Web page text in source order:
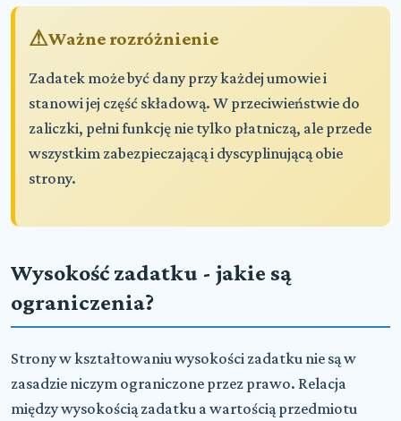
Ważne rozróżnienie
Zadatek może być dany przy każdej umowie i
stanowi jej część składową. W przeciwieństwie do
zaliczki, pełni funkcję nie tylko płatniczą, ale przede
wszystkim zabezpieczającą i dyscyplinującą obie
strony.
Wysokość zadatku - jakie są
ograniczenia?
Strony w kształtowaniu wysokości zadatku nie są w
zasadzie niczym ograniczone przez prawo. Relacja
między wysokością zadatku a wartością przedmiotu